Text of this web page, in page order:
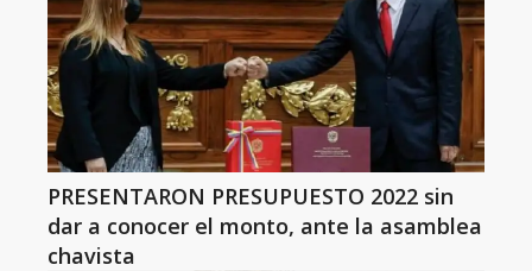
PRESENTARON PRESUPUESTO 2022 sin
dar a conocer el monto, ante la asamblea
chavista